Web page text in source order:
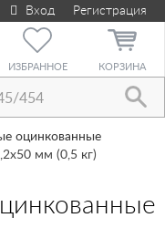
Вход Регистрация
ИЗБРАННОЕ КОРЗИНА
оцинкованные
мм (0,5 кг)